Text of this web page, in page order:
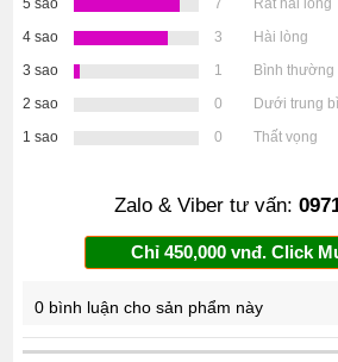
5 sao
7
Rất hài lòng
4 sao
3
Hài lòng
3 sao
1
Bình thường
2 sao
0
Dưới trung
1 sao
0 Thất vọng
Zalo & Viber tư vấn:
Chỉ 450,000 vnđ. Click
0 bình luận cho sản phẩm này